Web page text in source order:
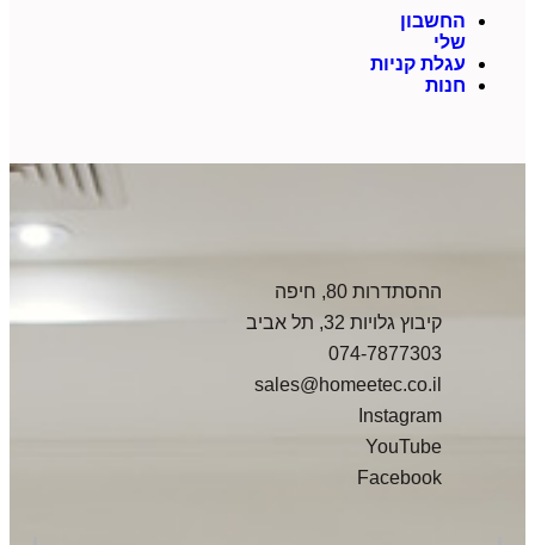
החשבון
שלי
עגלת קניות
חנות
ההסתדרות 80, חיפה
קיבוץ גלויות 32, תל אביב
074-7877303
sales@homeetec.co.il
Instagram
YouTube
Facebook